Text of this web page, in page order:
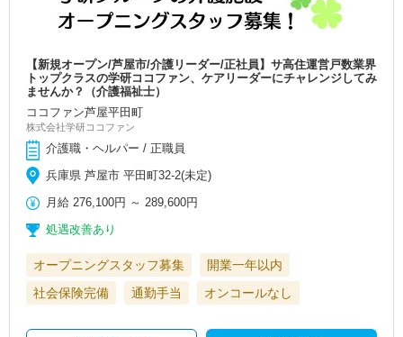
【新規オープン/芦屋市/介護リーダー/正社員】サ高住運営戸数業界
トップクラスの学研ココファン、ケアリーダーにチャレンジしてみ
ませんか？（介護福祉士）
ココファン芦屋平田町
株式会社学研ココファン
介護職・ヘルパー / 正職員
兵庫県 芦屋市 平田町32-2(未定)
月給 276,100円 ～ 289,600円
処遇改善あり
オープニングスタッフ募集
開業一年以内
社会保険完備
通勤手当 オンコールなし